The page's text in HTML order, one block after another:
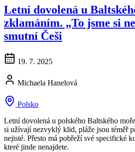
Letní dovolená u
zklamáním. „To jsme si
smutní Češi
19. 7. 2025
Michaela Hanelová
Polsko
Letní dovolená u polského Baltského
si užívají nezvyklý klid, pláže jsou téměř
nejisté. Přesto má pobřeží své specifické
které jinde nenajdete.